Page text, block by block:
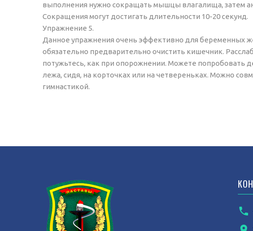
выполнения нужно сокращать мышцы влагалища, затем
Сокращения могут достигать длительности 10-20 секунд.
Упражнение 5.
Данное упражнения очень эффективно для беременных
обязательно предварительно очистить кишечник.
потужьтесь, как при опорожнении. Можете попробовать
лежа, сидя, на корточках или на четвереньках. Можно
гимнастикой.